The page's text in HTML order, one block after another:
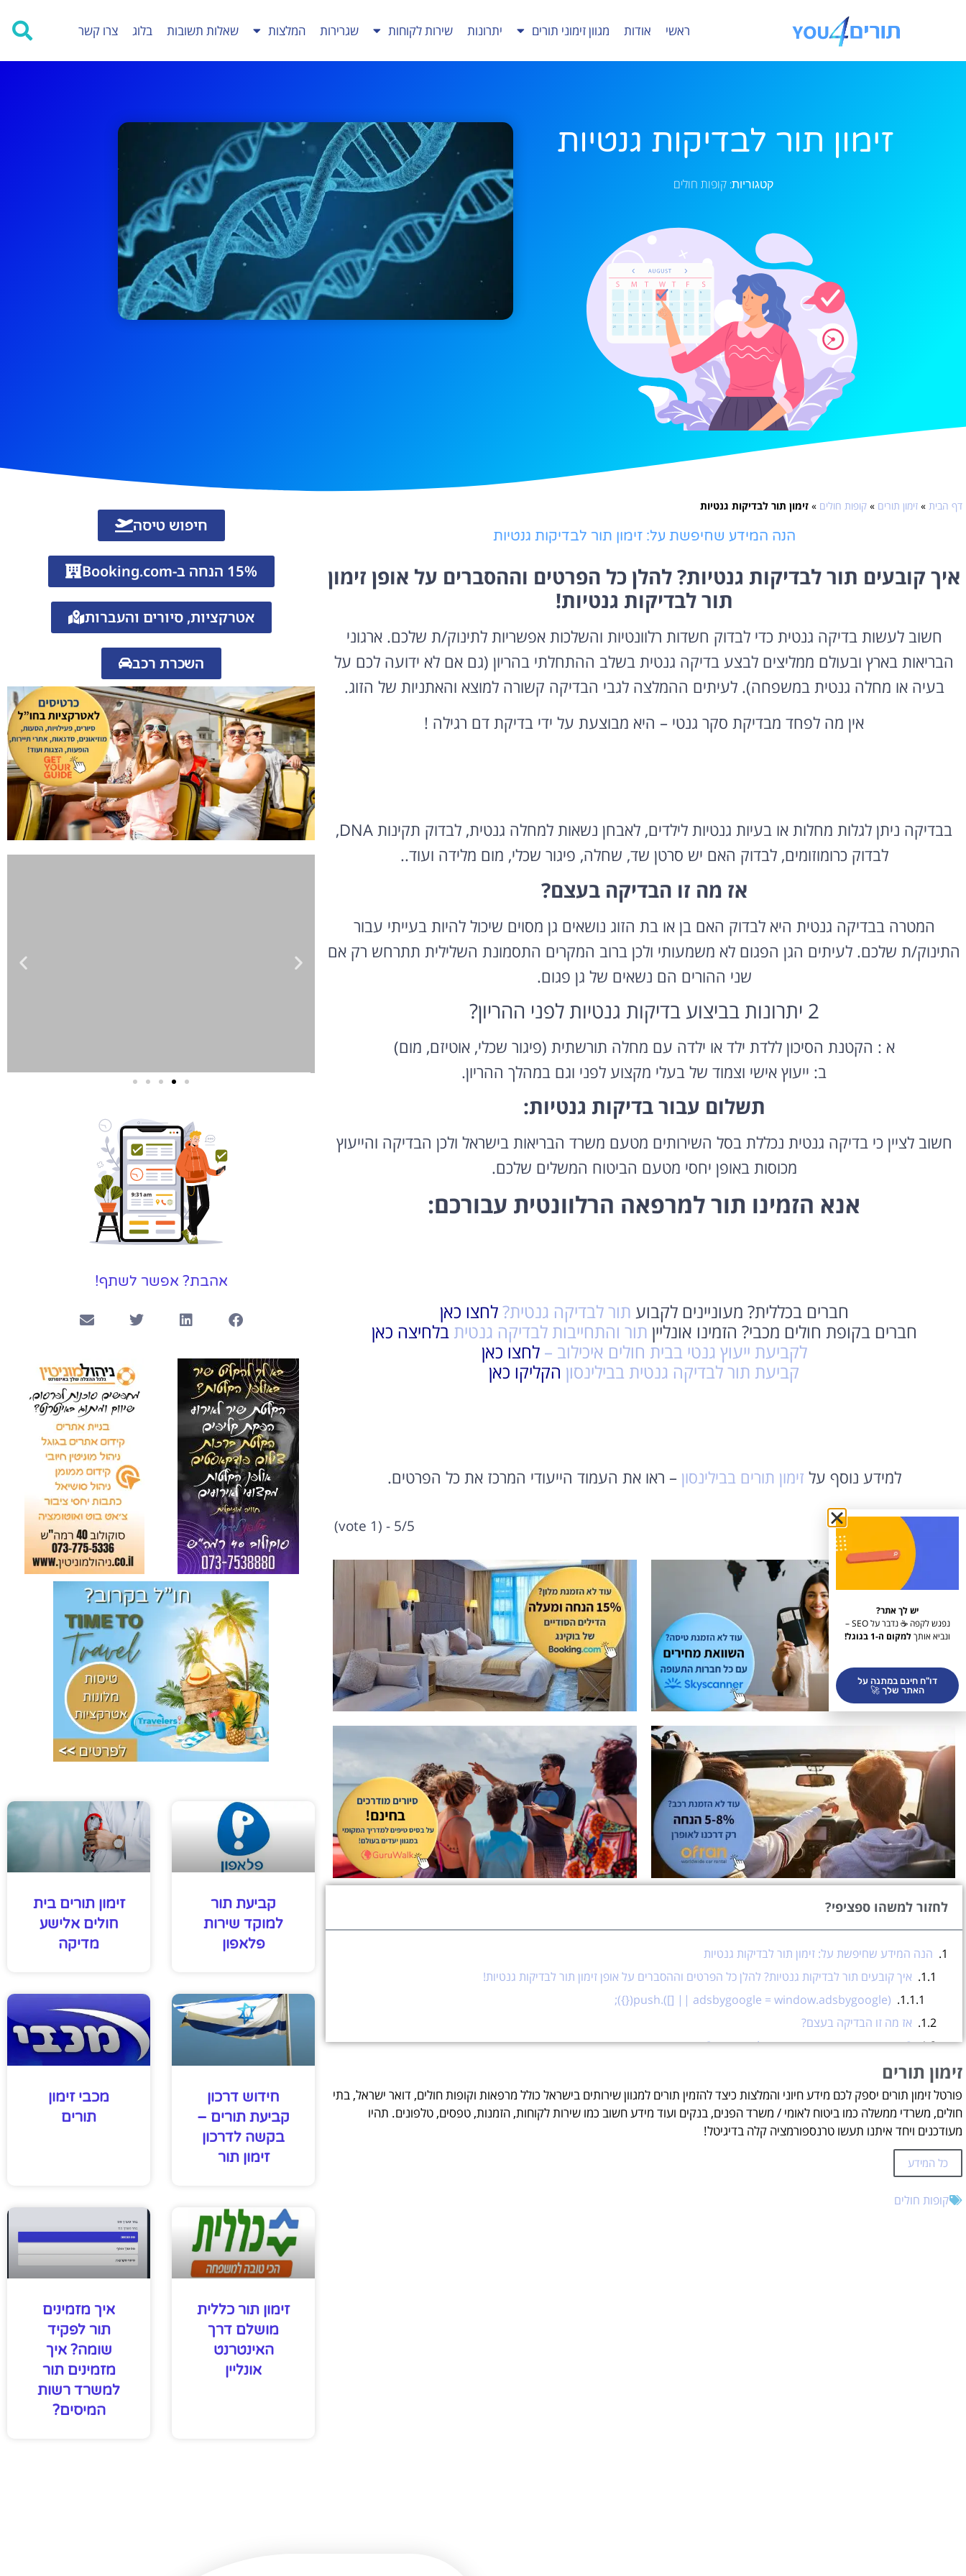
ראשי אודות מגוון זימוני תורים יתרונות שירות לקוחות שגרירות המלצות שאלות תשובות בלוג צרו קשר
זימון תור לבדיקות גנטיות
קטגוריות: קופות חולים
דף הבית » זימון תורים » קופות חולים » זימון תור לבדיקות גנטיות
הנה המידע שחיפשת על: זימון תור לבדיקות גנטיות
איך קובעים תור לבדיקות גנטיות? להלן כל הפרטים וההסברים על אופן זימון
תור לבדיקות גנטיות!
חשוב לעשות בדיקה גנטית כדי לבדוק חשדות רלוונטיות והשלכות אפשריות לתינוק/ת שלכם. ארגוני
הבריאות בארץ ובעולם ממליצים לבצע בדיקה גנטית בשלב ההתחלתי בהריון (גם אם לא ידועה לכם על
בעיה או מחלה גנטית במשפחה). לעיתים ההמלצה לגבי הבדיקה קשורה למוצא והאתניות של הזוג.
אין מה לפחד מבדיקת סקר גנטי – היא מבוצעת על ידי בדיקת דם רגילה !
בבדיקה ניתן לגלות מחלות או בעיות גנטיות לילדים, לאבחן נשאות למחלה גנטית, לבדוק תקינות DNA,
לבדוק כרומוזומים, לבדוק האם יש סרטן שד, שחלה, פיגור שכלי, מום מלידה ועוד..
אז מה זו הבדיקה בעצם?
המטרה בבדיקה גנטית היא לבדוק האם בן או בת הזוג נושאים גן מסוים שיכול להיות בעייתי עבור
התינוק/ת שלכם. לעיתים הגן הפגום לא משמעותי ולכן ברוב המקרים התסמונת השלילית תתרחש רק אם
שני ההורים הם נשאים של גן פגום.
2 יתרונות בביצוע בדיקות גנטיות לפני ההריון?
א : הקטנת הסיכון ללדת ילד או ילדה עם מחלה תורשתית (פיגור שכלי, אוטיזם, מום)
ב: ייעוץ אישי וצמוד של בעלי מקצוע לפני וגם במהלך ההריון.
תשלום עבור בדיקות גנטיות:
חשוב לציין כי בדיקה גנטית נכללת בסל השירותים מטעם משרד הבריאות בישראל ולכן הבדיקה והייעוץ
מכוסות באופן יחסי מטעם הביטוח המשלים שלכם.
אנא הזמינו תור למרפאה הרלוונטית עבורכם:
חברים בכללית? מעוניינים לקבוע תור לבדיקה גנטית?לחצו כאן
חברים בקופת חולים מכבי? הזמינו אונליין תור והתחייבות לבדיקה גנטיתבלחיצה כאן
לקביעת ייעוץ גנטי בבית חולים איכילוב –לחצו כאן
קביעת תור לבדיקה גנטית בבילינסון הקליקו כאן
למידע נוסף על זימון תורים בבילינסון – ראו את העמוד הייעודי המרכז את כל הפרטים.
5/5 - (1 vote)
לחזור למשהו ספציפי?
הנה המידע שחיפשת על: זימון תור לבדיקות גנטיות
איך קובעים תור לבדיקות גנטיות? להלן כל הפרטים וההסברים על אופן זימון תור לבדיקות גנטיות!
(adsbygoogle = window.adsbygoogle || []).push({});
אז מה זו הבדיקה בעצם?
2 יתרונות בביצוע בדיקות גנטיות לפני ההריון?
תשלום עבור בדיקות גנטיות:
אנא הזמינו תור למרפאה הרלוונטית עבורכם:
(adsbygoogle = window.adsbygoogle || []).push({});
זימון תורים
זימון תורים
פורטל זימון תורים יספק לכם מידע חיוני והמלצות כיצד להזמין תורים למגוון שירותים בישראל כולל מרפאות וקופות חולים, דואר ישראל, בתי
חולים, משרדי ממשלה כמו ביטוח לאומי / משרד הפנים, בנקים ועוד מידע חשוב כמו שירות לקוחות, הזמנות, טפסים, טלפונים. תהיו
מעודכנים ויחד איתנו תעשו טרנספורמציה קלה בדיגיטל!
כל המידע
קופות חולים
חיפוש טיסה
15% הנחה ב-Booking.com
אטרקציות, סיורים והעברות
השכרת רכב
השכרת רכב
בחו"ל
השוואת מחירים בין חברות
משתלמת
רוצה להקליט
פודקאסט?
אולפן הקלטות מקצועי
פודקאסטים ברמה הגבוהה
שירותי פרסום
וקידום
באינטרנט
בעל/ת עסק? סוכנות ניהול
מוניטין לקידום, שיווק ופרסום
באינטרנט כאן עבורך!
אהבת? אפשר לשתף!
קביעת תור
למוקד שירות
פלאפון
זימון תורים בית
חולים אלישע
מדיקה
חידוש דרכון
קביעת תורים –
בקשה לדרכון
זימון תור
מכבי זימון
תורים
זימון תור כללית
מושלם דרך
האינטרנט
אונליין
איך מזמינים
תור לפקיד
שומה? איך
מזמינים תור
למשרד רשות
המיסים?
יש לך אתר?
נפגש לקפה ☕ נדבר על SEO –
ונביא אותךלמקום ה-1 בגוגל!
דו"ח חינם במתנה על
האתר שלך 🚀